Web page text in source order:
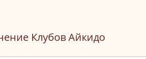
Клубов Айкидо